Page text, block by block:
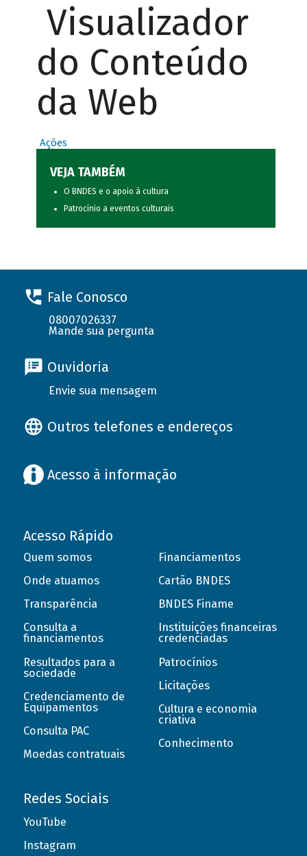
Visualizador
do Conteúdo
da Web
Ações
VEJA TAMBÉM
O BNDES e o apoio à cultura
Patrocínio a eventos culturais
Fale Conosco
08007026337
Mande sua pergunta
Ouvidoria
Envie sua mensagem
Outros telefones e endereços
Acesso à informação
Acesso Rápido
Quem somos
Onde atuamos
Transparência
Consulta a
financiamentos
Resultados para a
sociedade
Credenciamento de
Equipamentos
Consulta PAC
Moedas contratuais
Financiamentos
Cartão BNDES
BNDES Finame
Instituições financeiras
credenciadas
Patrocínios
Licitações
Cultura e economia
criativa
Conhecimento
Redes Sociais
YouTube
Instagram